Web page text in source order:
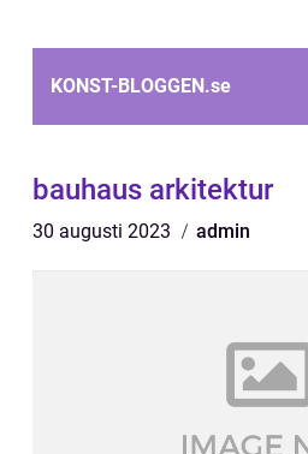
KONST-BLOGGEN.se
bauhaus arkitektur
30 augusti 2023 admin